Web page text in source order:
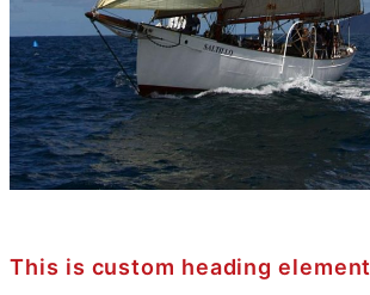
This is custom heading element